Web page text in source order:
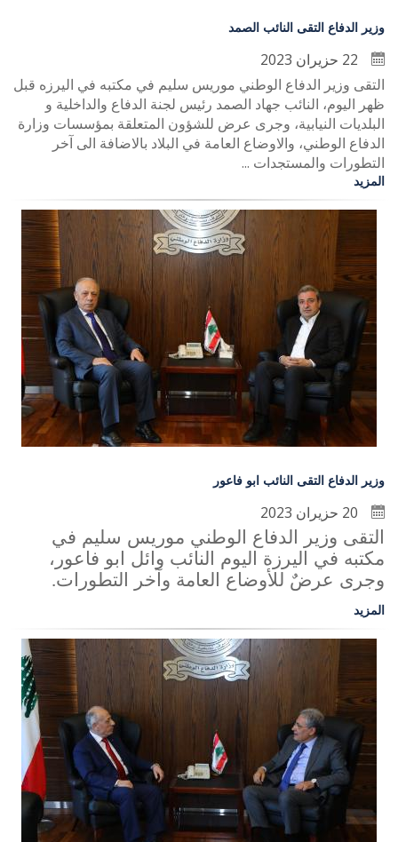
وزير الدفاع التقى النائب الصمد
التقى وزير الدفاع الوطني موريس سليم في مكتبه في اليرزه قبل
ظهر اليوم، النائب جهاد الصمد رئيس لجنة الدفاع والداخلية و
البلديات النيابية، وجرى عرض للشؤون المتعلقة بمؤسسات وزارة
الدفاع الوطني، والاوضاع العامة في البلاد بالاضافة الى آخر
التطورات والمستجدات ...
المزيد
وزير الدفاع التقى النائب ابو فاعور
التقى وزير الدفاع الوطني موريس سليم في
مكتبه في اليرزة اليوم النائب وائل ابو فاعور،
وجرى عرضٌ للأوضاع العامة وآخر التطورات.
المزيد